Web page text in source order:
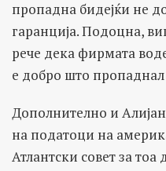
пропадна бидејќи не
гаранција. Подоцна,
рече дека фирмата
е добро што
Дополнително и
на податоци на
Атлантски совет за